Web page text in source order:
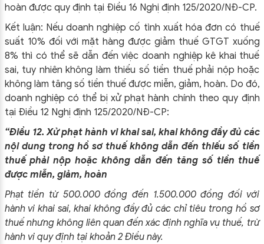
hoàn được quy định tại Điều 16 Nghị định 125/2020/NĐ-CP.
Kết luận: Nếu doanh nghiệp cố tình xuất hóa đơn có thuế
suất 10% đối với mặt hàng được giảm thuế GTGT xuống
8% thì có thể sẽ dẫn đến việc doanh nghiệp kê khai thuế
sai, tuy nhiên không làm thiếu số tiền thuế phải nộp hoặc
không làm tăng số tiền thuế được miễn, giảm, hoàn. Do đó,
doanh nghiệp có thể bị xử phạt hành chính theo quy định
tại Điều 12 Nghị định 125/2020/NĐ-CP:
“Điều 12. Xử phạt hành vi khai sai, khai không đầy đủ các
nội dung trong hồ sơ thuế không dẫn đến thiếu số tiền
thuế phải nộp hoặc không dẫn đến tăng số tiền thuế
được miễn, giảm, hoàn
Phạt tiền từ 500.000 đồng đến 1.500.000 đồng đối với
hành vi khai sai, khai không đầy đủ các chỉ tiêu trong hồ sơ
thuế nhưng không liên quan đến xác định nghĩa vụ thuế, trừ
hành vi quy định tại khoản 2 Điều này.